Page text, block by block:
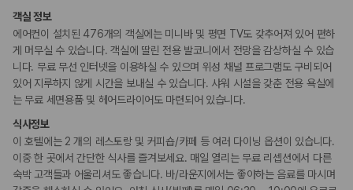
Q. 제주 렌트카 최저가는 무엇을 기준으로 비교해야 하나요?
Q. 제주공항 근처 렌트카도 비교할 수 있나요?
Q. 제주 렌트카 가격비교 시 보험도 함께 비교할 수 있나요?
Q. 가족 여행에는 어떤 제주 렌트카를 비교해야 하나요?
제주렌트카 가격비교 주요 링크
제주도 렌트카 실시간 최저가 가격비교
제주 렌트카 예약
국내 렌트카 가격비교
해외 렌트카 가격비교
키즈
어린이 수영장
시설 내 놀이터
키즈 클럽
컨퍼런스 센터
연회장
장애인 편의시설
객실 정보
에어컨이 설치된 476개의 객실에는 미니바 및 평면 TV도 갖추어져 있어 편하
게 머무실 수 있습니다. 객실에 딸린 전용 발코니에서 전망을 감상하실 수 있습
니다. 무료 무선 인터넷을 이용하실 수 있으며 위성 채널 프로그램도 구비되어
있어 지루하지 않게 시간을 보내실 수 있습니다. 샤워 시설을 갖춘 전용 욕실에
는 무료 세면용품 및 헤어드라이어도 마련되어 있습니다.
식사정보
이 호텔에는 2 개의 레스토랑 및 커피숍/카페 등 여러 다이닝 옵션이 있습니다.
이중 한 곳에서 간단한 식사를 즐겨보세요. 매일 열리는 무료 리셉션에서 다른
숙박 고객들과 어울리셔도 좋습니다. 바/라운지에서는 좋아하는 음료를 마시며